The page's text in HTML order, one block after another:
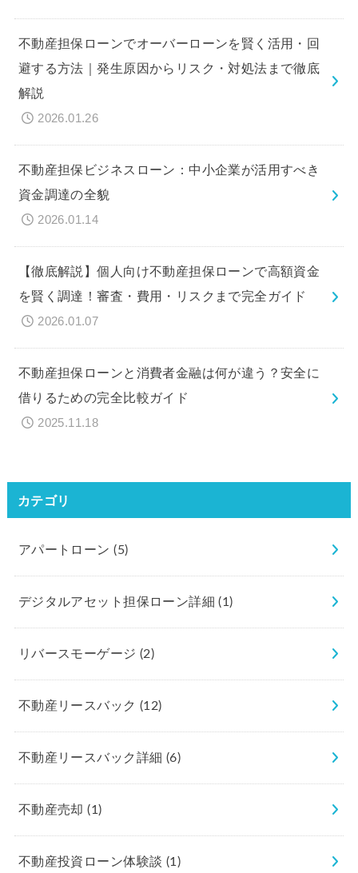
不動産担保ローンでオーバーローンを賢く活用・回
避する方法｜発生原因からリスク・対処法まで徹底
解説
2026.01.26
不動産担保ビジネスローン：中小企業が活用すべき
資金調達の全貌
2026.01.14
【徹底解説】個人向け不動産担保ローンで高額資金
を賢く調達！審査・費用・リスクまで完全ガイド
2026.01.07
不動産担保ローンと消費者金融は何が違う？安全に
借りるための完全比較ガイド
2025.11.18
カテゴリ
アパートローン(5)
デジタルアセット担保ローン詳細(1)
リバースモーゲージ (2)
不動産リースバック (12)
不動産リースバック詳細 (6)
不動産売却(1)
不動産投資ローン体験談 (1)